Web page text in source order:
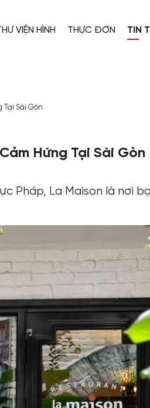
VIỆN HÌNH THỰC ĐƠN TIN
Sài Gòn
Hứng Tại Sài Gòn
Pháp, La Maison là nơi